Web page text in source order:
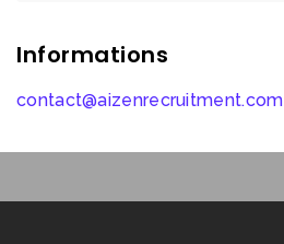
Informations
contact@aizenrecruitment.com